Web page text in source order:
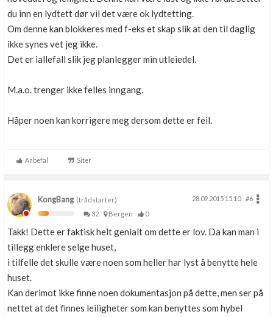
du inn en lydtett dør vil det være ok lydtetting.
Om denne kan blokkeres med f-eks et skap slik at den til daglig
ikke synes vet jeg ikke.
Det er iallefall slik jeg planlegger min utleiedel.
M.a.o. trenger ikke felles inngang.
Håper noen kan korrigere meg dersom dette er feil.
Anbefal Siter
KongBang(trådstarter) 28.09.2015 15.10
#6
32
Bergen 0
Takk! Dette er faktisk helt genialt om dette er lov. Da kan man i
tillegg enklere selge huset,
i tilfelle det skulle være noen som heller har lyst å benytte hele
huset.
Kan derimot ikke finne noen dokumentasjon på dette, men ser på
nettet at det finnes leiligheter som kan benyttes som hybel